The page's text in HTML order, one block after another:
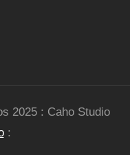
2025 : Caho Studio
: